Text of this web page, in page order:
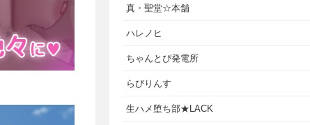
真・聖堂☆本舗
ハレノヒ
ちゃんとぴ発電所
らびりんす
生ハメ堕ち部★LACK